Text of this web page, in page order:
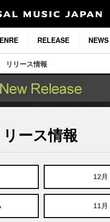
RELEASE NEWS
リリース情報
ース情報
12月
11月